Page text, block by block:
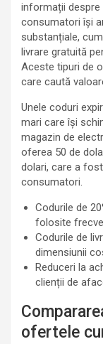
informații
consumatori își
substanțiale,
livrare gratuită
Aceste tipuri de
care caută
Unele coduri
mari care își
magazin de
oferea 50 de
dolari, care a
consumatori.
Codurile de
folosite
Codurile de
dimensiunii
Reduceri la
clienții de
ofertele